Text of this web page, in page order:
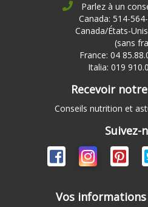
Parlez à un
Canada: 514-
Canada/États-
(sans
France: 04
Italia: 019
Recevoir
Conseils nutrition et
Suivez-
Vos